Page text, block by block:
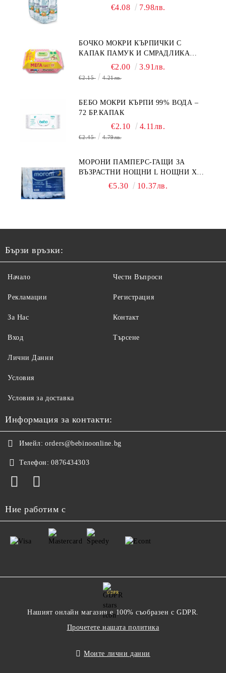
€4.08 7.98лв.
БОЧКО МОКРИ КЪРПИЧКИ С
КАПАК ПАМУК И СМРАДЛИКА
€2.00 3.91лв.
€2.15 4.21лв.
БЕБО МОКРИ КЪРПИ 99% ВОДА –
72 БР.КАПАК
€2.10 4.11лв.
€2.45 4.79лв.
МОРОНИ ПАМПЕРС-ГАЩИ ЗА
ВЪЗРАСТНИ НОЩНИ L НОЩНИ X
€5.30 10.37лв.
Бързи връзки:
Начало
Рекламации
За Нас
Вход
Чести Въпроси
Регистрация
Контакт
Търсене
Лични Данни
Условия
Условия за доставка
Информация за контакти:
Имейл: orders@bebinoonline.bg
Телефон: 0876434303
Ние работим с
GDPR
Нашият онлайн магазин е 100% съобразен с GDPR.
Прочетете нашата политика
Моите лични данни